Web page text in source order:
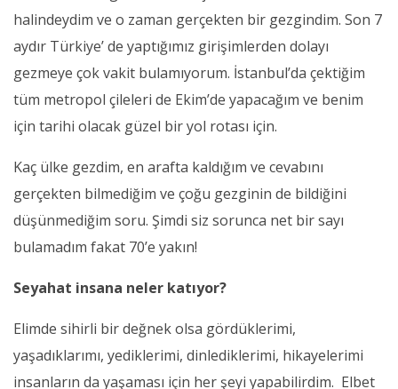
halindeydim ve o zaman gerçekten bir gezgindim. Son 7
aydır Türkiye’ de yaptığımız girişimlerden dolayı
gezmeye çok vakit bulamıyorum. İstanbul’da çektiğim
tüm metropol çileleri de Ekim’de yapacağım ve benim
için tarihi olacak güzel bir yol rotası için.
Kaç ülke gezdim, en arafta kaldığım ve cevabını
gerçekten bilmediğim ve çoğu gezginin de bildiğini
düşünmediğim soru. Şimdi siz sorunca net bir sayı
bulamadım fakat 70’e yakın!
Seyahat insana neler katıyor?
Elimde sihirli bir değnek olsa gördüklerimi,
yaşadıklarımı, yediklerimi, dinlediklerimi, hikayelerimi
insanların da yaşaması için her şeyi yapabilirdim. Elbet